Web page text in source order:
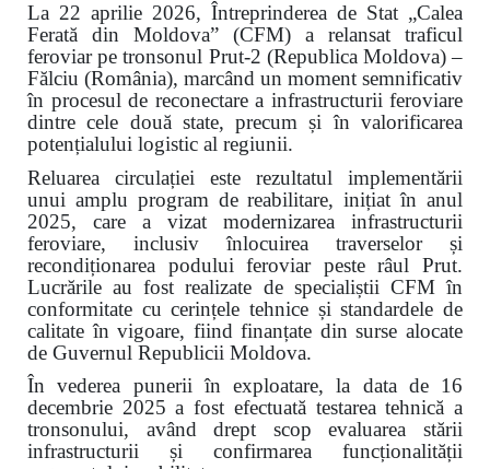
La 22 aprilie 2026, Întreprinderea de Stat „Calea
Ferată din Moldova” (CFM) a relansat traficul
feroviar pe tronsonul Prut-2 (Republica Moldova) –
Fălciu (România), marcând un moment semnificativ
în procesul de reconectare a infrastructurii feroviare
dintre cele două state, precum și în valorificarea
potențialului logistic al regiunii.
Reluarea circulației este rezultatul implementării
unui amplu program de reabilitare, inițiat în anul
2025, care a vizat modernizarea infrastructurii
feroviare, inclusiv înlocuirea traverselor și
recondiționarea podului feroviar peste râul Prut.
Lucrările au fost realizate de specialiștii CFM în
conformitate cu cerințele tehnice și standardele de
calitate în vigoare, fiind finanțate din surse alocate
de Guvernul Republicii Moldova.
În vederea punerii în exploatare, la data de 16
decembrie 2025 a fost efectuată testarea tehnică a
tronsonului, având drept scop evaluarea stării
infrastructurii și confirmarea funcționalității